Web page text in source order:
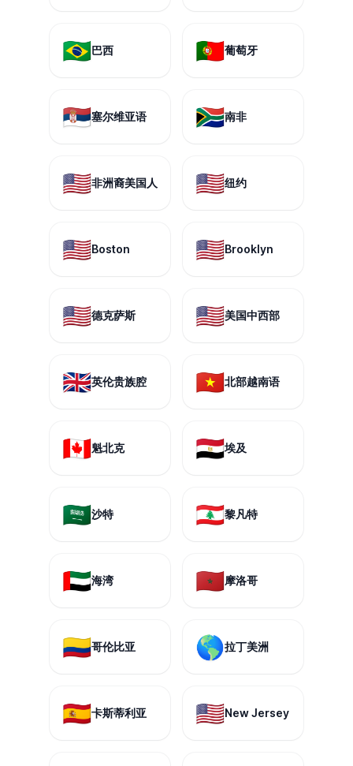
🇧🇷巴西 🇵🇹葡萄牙
🇷🇸塞尔维亚语 🇿🇦南非
🇺🇸非洲裔美国人 🇺🇸纽约
🇺🇸Boston 🇺🇸Brooklyn
🇺🇸德克萨斯 🇺🇸美国中西部
🇬🇧英伦贵族腔 🇻🇳北部越南语
🇨🇦魁北克 🇪🇬埃及
🇸🇦沙特 🇱🇧黎凡特
🇦🇪海湾 🇲🇦摩洛哥
🇨🇴哥伦比亚 🌎拉丁美洲
🇪🇸卡斯蒂利亚 🇺🇸New Jersey